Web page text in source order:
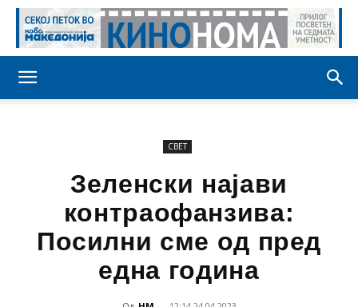
СВЕТ
Зеленски најави
контраофанзива:
Посилни сме од пред
една година